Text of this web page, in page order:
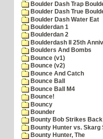
Boulder Dash Trap
Boulder Dash True
Boulder Dash Water Eat
Boulderdan 1
Boulderdan 2
Boulderdash II 25th
Boulders And Bombs
Bounce (v1)
Bounce (v2)
Bounce And Catch
Bounce Ball
Bounce Ball M4
Bounce!
Bouncy
Bounder
Bounty Bob Strikes
Bounty Hunter vs. Skarg
Bounty Hunter, The